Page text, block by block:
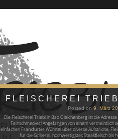
FLEISCHEREI
Posted on 9. März
Die Fleischerei Triebl in Bad Gleichenberg ist die
Feinschmecker! Angefangen von einem vermeintlich
einfachen Frankfurter Würstel über diverse Aufstriche,
für die Grillerei, hochwertigstes Steakfleisch bis